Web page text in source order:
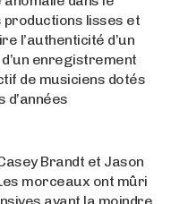
productions lisses et
l’authenticité d’un
enregistrement
de musiciens dotés
d’années
Brandt et Jason
morceaux ont mûri
avant la moindre